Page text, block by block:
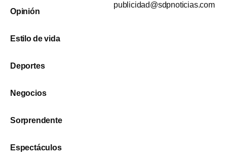
Opinión
Estilo de vida
Deportes
Negocios
Sorprendente
Espectáculos
publicidad@sdpnoticias.com